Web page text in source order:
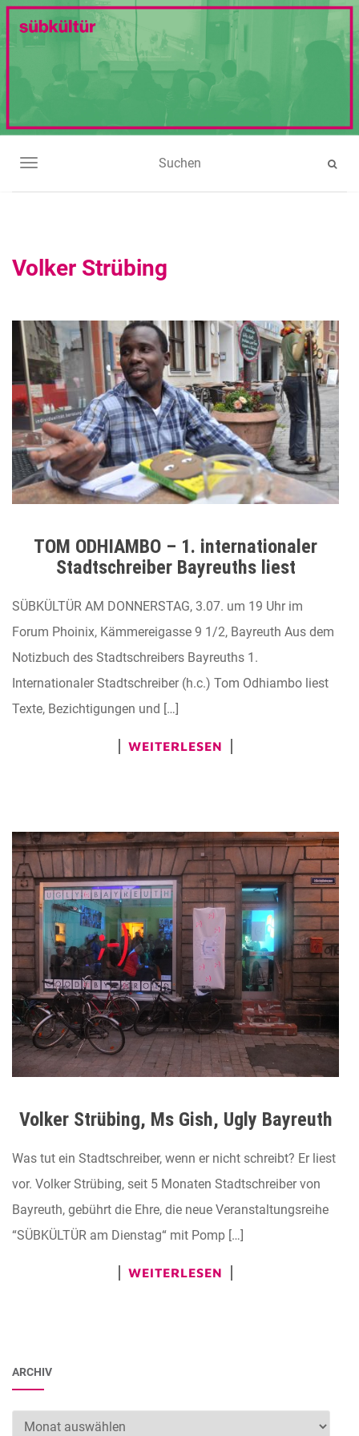
NAVIGATION UMSCHALTEN
Volker Strübing
TOM ODHIAMBO – 1. internationaler
Stadtschreiber Bayreuths liest
SÜBKÜLTÜR AM DONNERSTAG, 3.07. um 19 Uhr im
Forum Phoinix, Kämmereigasse 9 1/2, Bayreuth Aus dem
Notizbuch des Stadtschreibers Bayreuths 1.
Internationaler Stadtschreiber (h.c.) Tom Odhiambo liest
Texte, Bezichtigungen und […]
WEITERLESEN
Volker Strübing, Ms Gish, Ugly Bayreuth
Was tut ein Stadtschreiber, wenn er nicht schreibt? Er liest
vor. Volker Strübing, seit 5 Monaten Stadtschreiber von
Bayreuth, gebührt die Ehre, die neue Veranstaltungsreihe
“SÜBKÜLTÜR am Dienstag“ mit Pomp […]
WEITERLESEN
ARCHIV
Archiv